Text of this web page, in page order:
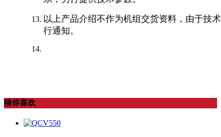
以上产品介绍不作为机组交货资料，由于技
行通知。
猜你喜欢